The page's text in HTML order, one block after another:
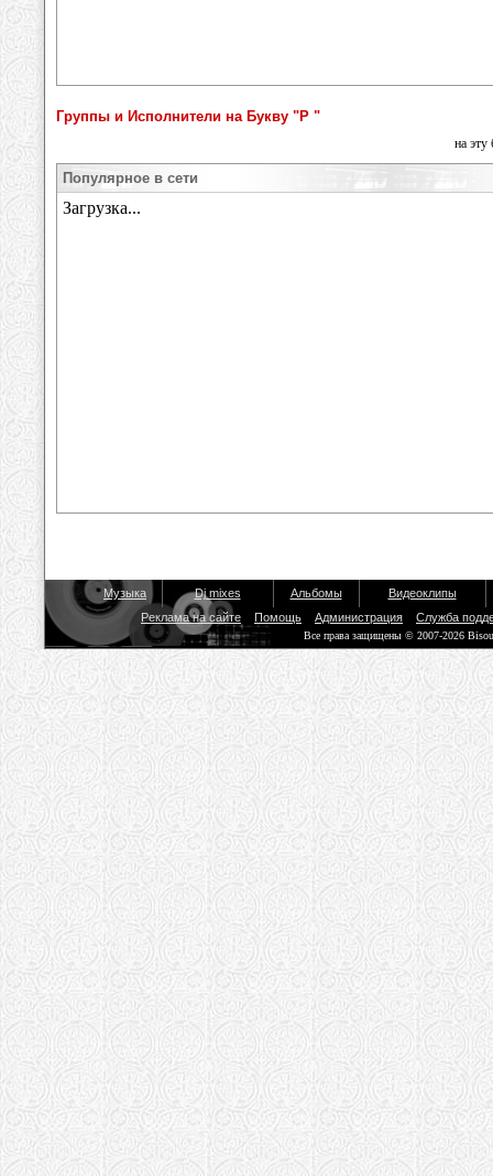
Группы и Исполнители на Букву "Р "
на эту
Популярное в сети
Музыка Dj mixes Альбомы
Видеоклипы
Реклама на сайте
Помощь Администрация Служба
Все права защищены © 2007-2026